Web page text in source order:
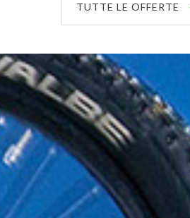
TUTTE LE OFFERTE